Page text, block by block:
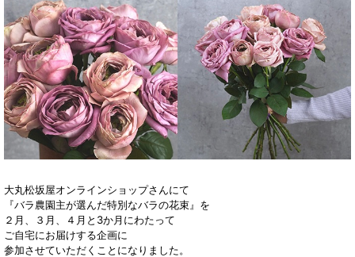
大丸松坂屋オンラインショップさんにて
『バラ農園主が選んだ特別なバラの花束』を
２月、３月、４月と3か月にわたって
ご自宅にお届けする企画に
参加させていただくことになりました。